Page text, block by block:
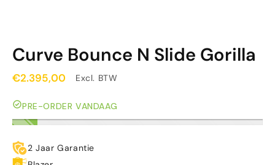
Curve Bounce N Slide Gorilla
€2.395,00 Excl. BTW
PRE-ORDER VANDAAG
2 Jaar Garantie